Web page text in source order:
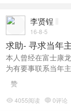
李贤锃
16-8-5
求助- 寻求当年
本人曾经在富士康
为有要事联系当年
赞
4055阅读 0评论